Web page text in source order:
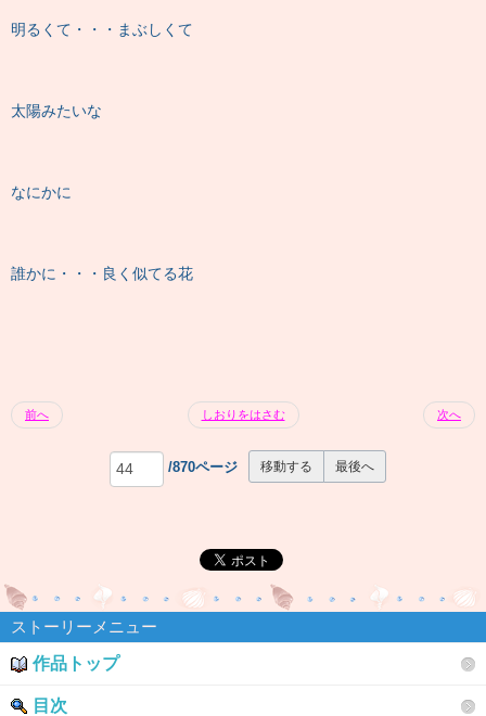
明るくて・・・まぶしくて
太陽みたいな
なにかに
誰かに・・・良く似てる花
前へ しおりをはさむ 次へ
/870ページ 最後へ
ストーリーメニュー
作品トップ
目次